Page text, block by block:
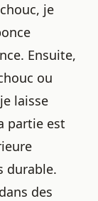
je
Ensuite,
ou
laisse
partie est
durable.
des